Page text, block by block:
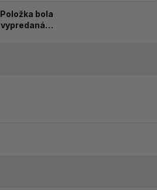
Položka bola
vypredaná…